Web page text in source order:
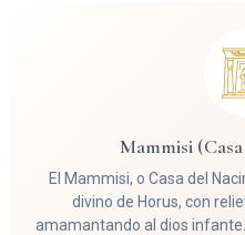
Mammisi
El Mammisi, o Casa del
divino de Horus, con
amamantando al dios